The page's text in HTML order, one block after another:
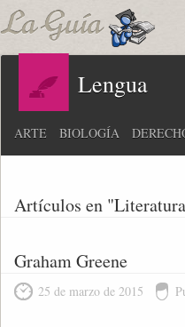
Lengua
ARTE BIOLOGÍA
Artículos en
Graham Greene
25 de marzo de 2015